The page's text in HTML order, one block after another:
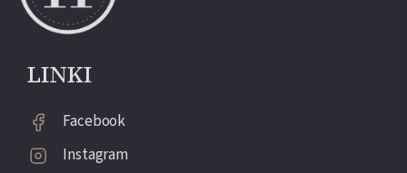
LINKI
Facebook
Instagram